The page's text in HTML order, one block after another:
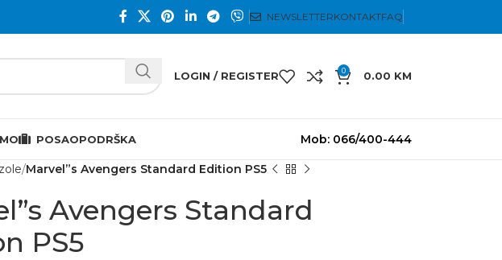
NEWSLETTERKONTAKTFAQ
LOGIN / REGISTER 0 0.00 KM
POSAOPODRŠKA Mob: 066/400-444
Marvel”s Avengers Standard Edition PS5
Avengers Standard
PS5